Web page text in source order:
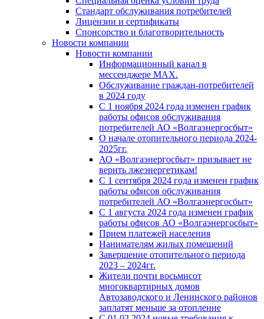
Стандарт обслуживания потребителей
Лицензии и сертификаты
Спонсорство и благотворительность
Новости компании
Новости компании
Информационный канал в
мессенджере MAX.
Обслуживание граждан-потребителей
в 2024 году
С 1 ноября 2024 года изменен график
работы офисов обслуживания
потребителей АО «Волгаэнергосбыт»
О начале отопительного периода 2024-
2025гг.
АО «Волгаэнергосбыт» призывает не
верить лжеэнергетикам!
С 1 сентября 2024 года изменен график
работы офисов обслуживания
потребителей АО «Волгаэнергосбыт»
С 1 августа 2024 года изменен график
работы офисов АО «Волгаэнергосбыт»
Прием платежей населения
Нанимателям жилых помещений
Завершение отопительного периода
2023 – 2024гг.
Жители почти восьмисот
многоквартирных домов
Автозаводского и Ленинского районов
заплатят меньше за отопление